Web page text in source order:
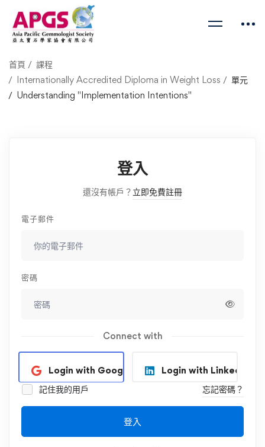
首頁
課程
Internationally Accredited Diploma in Weight Loss
單元
Understanding "Implementation Intentions"
登入
還沒有帳戶？ 立即免費註冊
電子郵件
密碼
Connect with
Login with Google
Login with Linkedin
記住我的用戶
忘記密碼？
登入